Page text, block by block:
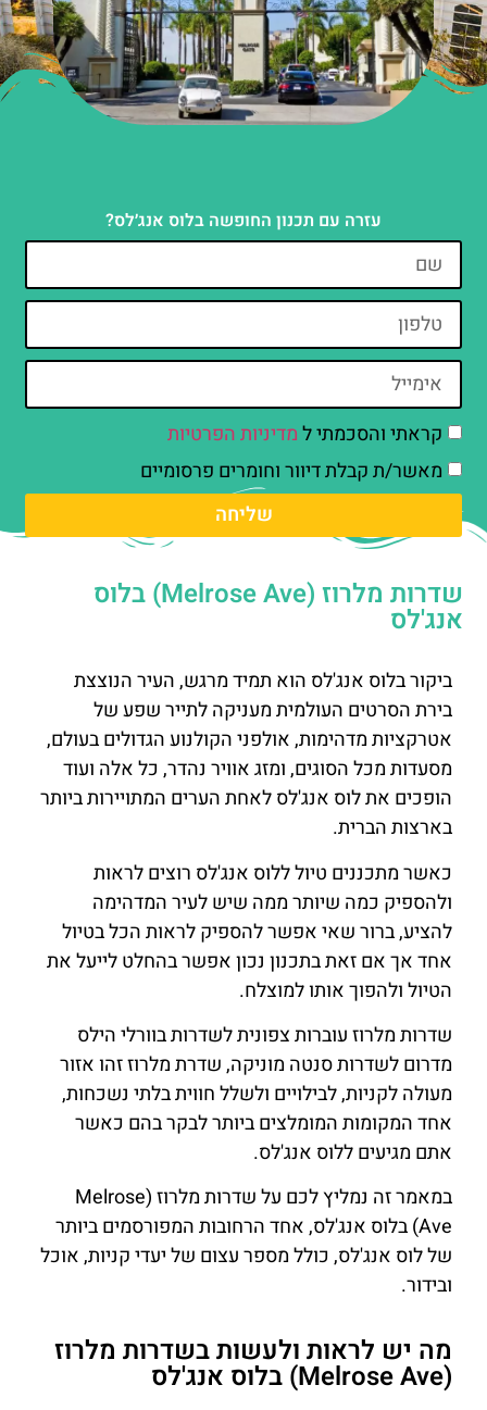
עזרה עם תכנון החופשה בלוס אנג׳לס?
קראתי והסכמתי למדיניות הפרטיות
מאשר/ת קבלת דיוור וחומרים פרסומיים
שליחה
שדרות מלרוז (Melrose Ave) בלוס
אנג'לס
ביקור בלוס אנג'לס הוא תמיד מרגש, העיר הנוצצת
בירת הסרטים העולמית מעניקה לתייר שפע של
אטרקציות מדהימות, אולפני הקולנוע הגדולים בעולם,
מסעדות מכל הסוגים, ומזג אוויר נהדר, כל אלה ועוד
הופכים את לוס אנג'לס לאחת הערים המתויירות ביותר
בארצות הברית.
כאשר מתכננים טיול ללוס אנג'לס רוצים לראות
ולהספיק כמה שיותר ממה שיש לעיר המדהימה
להציע, ברור שאי אפשר להספיק לראות הכל בטיול
אחד אך אם זאת בתכנון נכון אפשר בהחלט לייעל את
הטיול ולהפוך אותו למוצלח.
שדרות מלרוז עוברות צפונית לשדרות בוורלי הילס
מדרום לשדרות סנטה מוניקה, שדרת מלרוז זהו אזור
מעולה לקניות, לבילויים ולשלל חווית בלתי נשכחות,
אחד המקומות המומלצים ביותר לבקר בהם כאשר
אתם מגיעים ללוס אנג'לס.
במאמר זה נמליץ לכם על
שדרות מלרוז (Melrose
Ave) בלוס אנג'לס,
אחד הרחובות המפורסמים ביותר
של לוס אנג'לס, כולל מספר עצום של יעדי קניות, אוכל
ובידור.
מה יש לראות ולעשות בשדרות מלרוז
(Melrose Ave) בלוס אנג'לס